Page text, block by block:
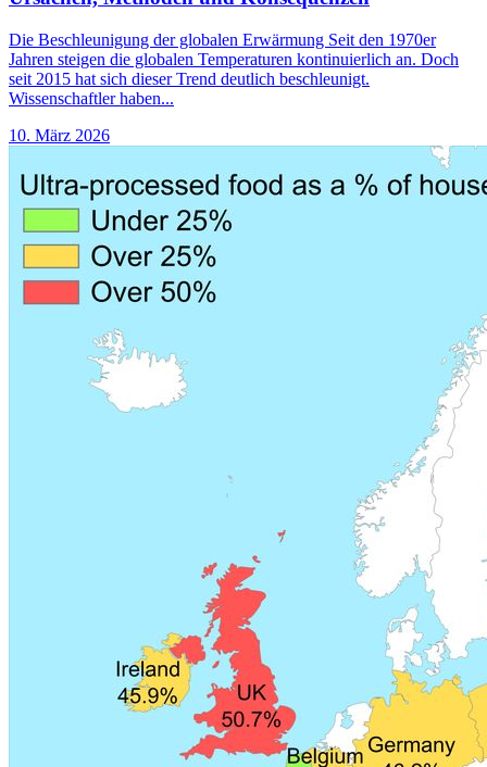
Die Beschleunigung der globalen Erwärmung Seit den 1970er
Jahren steigen die globalen Temperaturen kontinuierlich an. Doch
seit 2015 hat sich dieser Trend deutlich beschleunigt.
Wissenschaftler haben...
10. März 2026